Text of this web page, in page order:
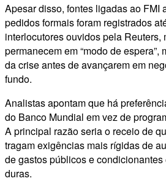
Apesar disso, fontes ligadas ao FMI
pedidos formais foram registrados
interlocutores ouvidos pela Reuters,
permanecem em “modo de
da crise antes de avançarem em
fundo.
Analistas apontam que há
do Banco Mundial em vez de
A principal razão seria o receio de
tragam exigências mais rígidas de
de gastos públicos e
duras.